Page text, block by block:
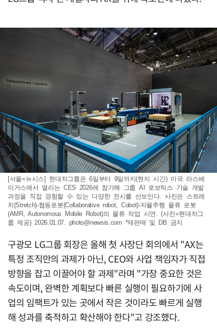
[서울=뉴시스] 현대차그룹은 6일부터 9일까지(현지 시간) 미국 라스베
이거스에서 열리는 CES 2026에 참가해 그룹 AI 로보틱스 기술 개발
과정을 직접 경험할 수 있는 다양한 전시를 선보인다. 사진은 스트레
치(Stretch)-협동로봇(Collaborative robot, Cobot)-자율주행 물류 로봇
(AMR, Autonomous Mobile Robot)의 물류 작업 시연. (사진=현대차그
룹 제공) 2026.01.07. photo@newsis.com *재판매 및 DB 금지
구광모 LG그룹 회장은 올해 첫 사장단 회의에서 "AX는
특정 조직만의 과제가 아닌, CEO와 사업 책임자가 직접
방향을 잡고 이끌어야 할 과제"라며 "가장 중요한 것은
속도이며, 완벽한 계획보다 빠른 실행이 필요하기에 사
업의 임팩트가 있는 곳에서 작은 것이라도 빠르게 실행
해 성과를 축적하고 확산해야 한다"고 강조했다.